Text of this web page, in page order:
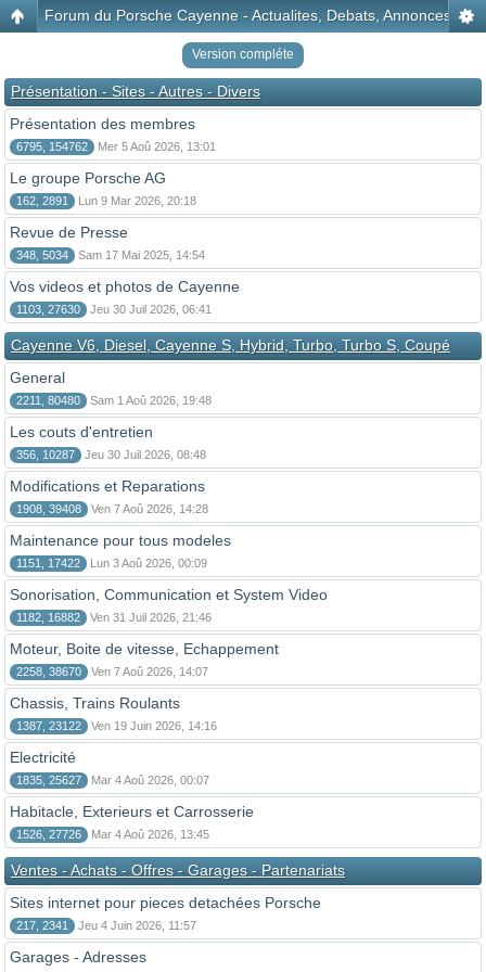
Forum du Porsche Cayenne - Actualites, Debats, Annonces,
Version compléte
Présentation - Sites - Autres - Divers
Présentation des membres
6795, 154762 Mer 5 Aoû 2026, 13:01
Le groupe Porsche AG
162, 2891 Lun 9 Mar 2026, 20:18
Revue de Presse
348, 5034 Sam 17 Mai 2025, 14:54
Vos videos et photos de Cayenne
1103, 27630 Jeu 30 Juil 2026, 06:41
Cayenne V6, Diesel, Cayenne S, Hybrid, Turbo, Turbo S, Coupé
General
2211, 80480 Sam 1 Aoû 2026, 19:48
Les couts d'entretien
356, 10287 Jeu 30 Juil 2026, 08:48
Modifications et Reparations
1908, 39408 Ven 7 Aoû 2026, 14:28
Maintenance pour tous modeles
1151, 17422 Lun 3 Aoû 2026, 00:09
Sonorisation, Communication et System Video
1182, 16882 Ven 31 Juil 2026, 21:46
Moteur, Boite de vitesse, Echappement
2258, 38670 Ven 7 Aoû 2026, 14:07
Chassis, Trains Roulants
1387, 23122 Ven 19 Juin 2026, 14:16
Electricité
1835, 25627 Mar 4 Aoû 2026, 00:07
Habitacle, Exterieurs et Carrosserie
1526, 27726 Mar 4 Aoû 2026, 13:45
Ventes - Achats - Offres - Garages - Partenariats
Sites internet pour pieces detachées Porsche
217, 2341 Jeu 4 Juin 2026, 11:57
Garages - Adresses